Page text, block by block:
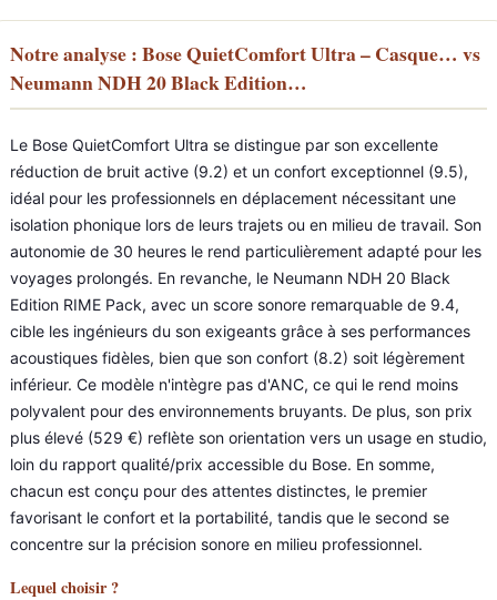
Notre analyse : Bose QuietComfort Ultra – Casque… vs
Neumann NDH 20 Black Edition…
Le Bose QuietComfort Ultra se distingue par son excellente
réduction de bruit active (9.2) et un confort exceptionnel (9.5),
idéal pour les professionnels en déplacement nécessitant une
isolation phonique lors de leurs trajets ou en milieu de travail. Son
autonomie de 30 heures le rend particulièrement adapté pour les
voyages prolongés. En revanche, le Neumann NDH 20 Black
Edition RIME Pack, avec un score sonore remarquable de 9.4,
cible les ingénieurs du son exigeants grâce à ses performances
acoustiques fidèles, bien que son confort (8.2) soit légèrement
inférieur. Ce modèle n'intègre pas d'ANC, ce qui le rend moins
polyvalent pour des environnements bruyants. De plus, son prix
plus élevé (529 €) reflète son orientation vers un usage en studio,
loin du rapport qualité/prix accessible du Bose. En somme,
chacun est conçu pour des attentes distinctes, le premier
favorisant le confort et la portabilité, tandis que le second se
concentre sur la précision sonore en milieu professionnel.
Lequel choisir ?